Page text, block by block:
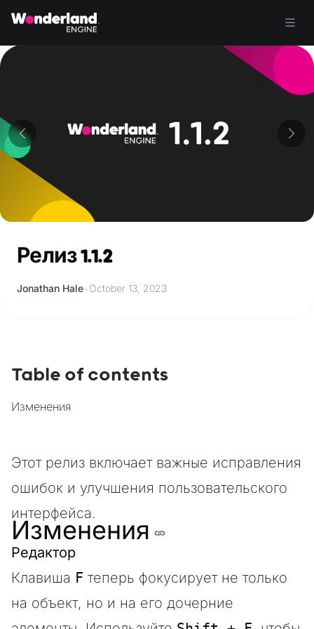
Релиз 1.1.2
Jonathan Hale• October 13, 2023
Этот релиз включает важные исправления
ошибок и улучшения пользовательского
интерфейса.
Изменения
Редактор
Клавиша F теперь фокусирует не только
на объект, но и на его дочерние
Table of contents
Изменения